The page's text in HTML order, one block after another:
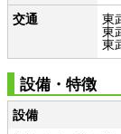
交通
東
東
東
設備・特徴
設備